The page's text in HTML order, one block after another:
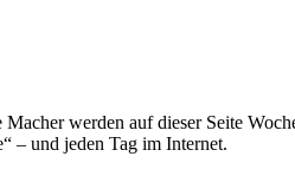
werden auf dieser Seite
– und jeden Tag im Internet.